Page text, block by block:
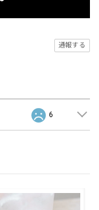
通報する
6